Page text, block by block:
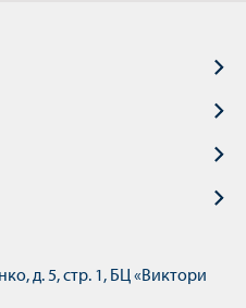
д. 5, стр. 1, БЦ «Виктори